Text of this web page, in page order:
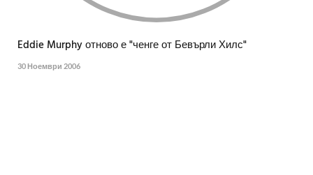
Eddie Murphy отново е "ченге от Бевърли Хилс"
30 Ноември 2006